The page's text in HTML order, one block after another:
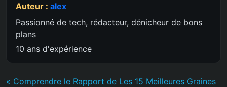
Auteur : alex
Passionné de tech, rédacteur, dénicheur de bons
plans
10 ans d'expérience
« Comprendre le Rapport de Les 15 Meilleures Graines